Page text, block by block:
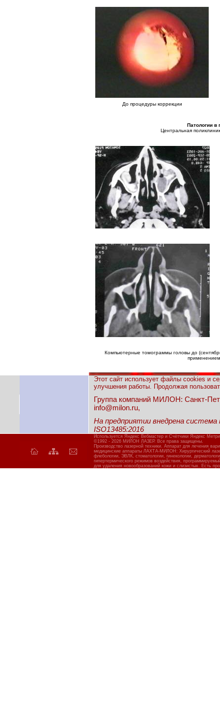
До процедуры коррекции
Патологии в
Центральная
Компьютерные томограммы головы до
Этот сайт использует файлы cookies и
улучшения работы. Продолжая
Группа компаний МИЛОН: Санкт-
info@milon.ru,
На предприятии внедрена
ISO13485:2016
Используется Яндекс Вебмастер и Счётчики Яндекс
©1992 - 2026 МИЛОН ЛАЗЕР. Все права защищены.
Производство лазерной техники. Аппарат для лечения
медицинские аппараты ЛАХТА-МИЛОН: Хирургический
флебологии, ЭВЛК, стоматологии, гинекологии,
гипертермического режимов воздействия,
для удаления новообразований кожи и слизистых. Есть